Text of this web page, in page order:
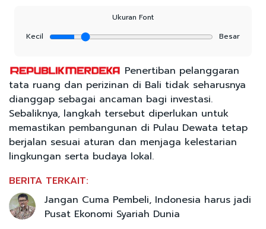
Ukuran Font
Kecil
Besar
Penertiban pelanggaran
tata ruang dan perizinan di Bali tidak seharusnya
dianggap sebagai ancaman bagi investasi.
Sebaliknya, langkah tersebut diperlukan untuk
memastikan pembangunan di Pulau Dewata tetap
berjalan sesuai aturan dan menjaga kelestarian
lingkungan serta budaya lokal.
BERITA TERKAIT:
Jangan Cuma Pembeli, Indonesia harus jadi
Pusat Ekonomi Syariah Dunia